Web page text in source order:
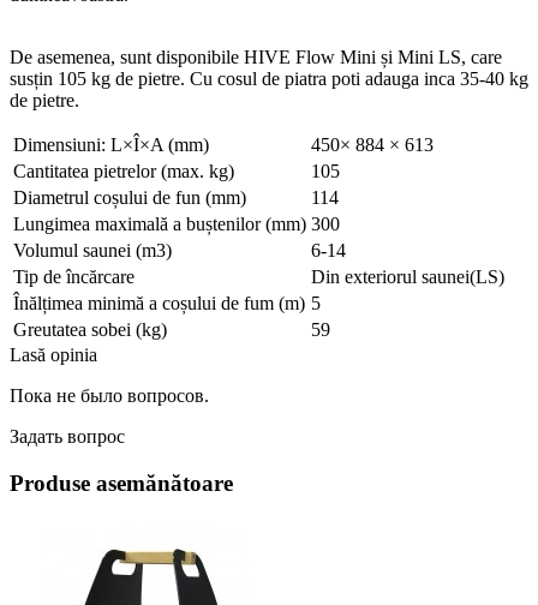
De asemenea, sunt disponibile HIVE Flow Mini și Mini LS, care
susțin 105 kg de pietre. Cu cosul de piatra poti adauga inca 35-40 kg
de pietre.
Dimensiuni: L×Î×A (mm)
450× 884 × 613
Cantitatea pietrelor (max. kg)
105
Diametrul coșului de fun (mm)
114
Lungimea maximală a buștenilor (mm) 300
Volumul saunei (m3)
6-14
Tip de încărcare
Din exteriorul saunei(LS)
Înălțimea minimă a coșului de fum (m) 5
Greutatea sobei (kg)
59
Lasă opinia
Пока не было вопросов.
Задать вопрос
Produse asemănătoare